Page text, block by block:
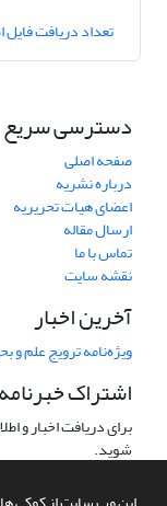
تعداد دریافت فایل
دسترسی سریع
صفحه اصلی
درباره نشریه
اعضای هیات تحریریه
ارسال مقاله
تماس با ما
نقشه سایت
آخرین اخبار
ویژه‌نامه ترویج علم و
اشتراک خبرنامه
برای دریافت اخبار و
شوید.